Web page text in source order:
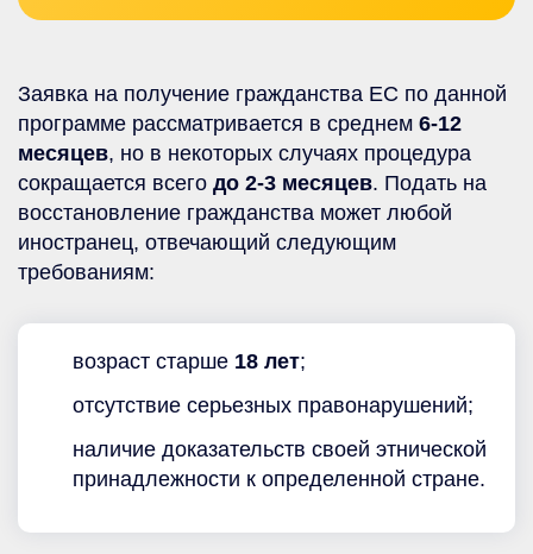
Заявка на получение гражданства ЕС по данной
программе рассматривается в среднем 6-12
месяцев, но в некоторых случаях процедура
сокращается всего до 2-3 месяцев. Подать на
восстановление гражданства может любой
иностранец, отвечающий следующим
требованиям:
возраст старше 18 лет;
отсутствие серьезных правонарушений;
наличие доказательств своей этнической
принадлежности к определенной стране.